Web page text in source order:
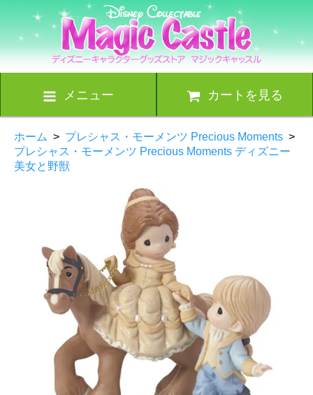
メニュー カートを見る
ホーム > プレシャス・モーメンツ Precious Moments >
プレシャス・モーメンツ Precious Moments ディズニー
美女と野獣